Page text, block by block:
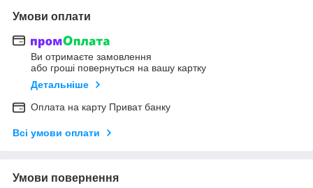
Умови оплати
Ви отримаєте замовлення
або гроші повернуться на вашу картку
Детальніше
Оплата на карту Приват банку
Всі умови оплати
Умови повернення